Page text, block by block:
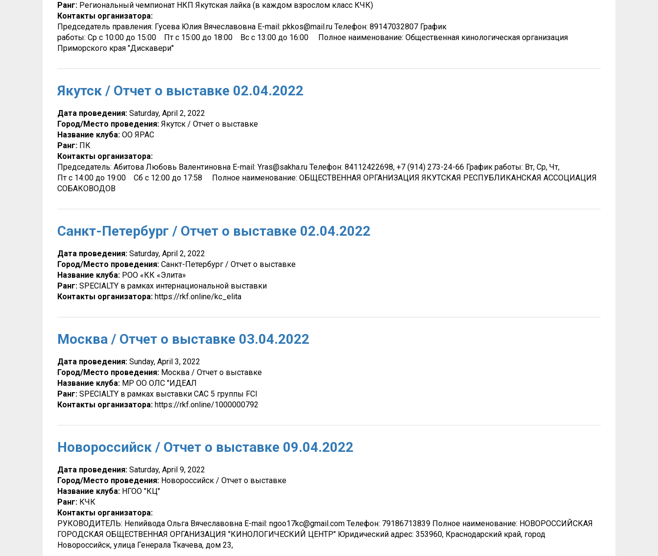
Ранг: Региональный чемпионат НКП Якутская лайка (в каждом взрослом класс КЧК)
Контакты организатора:
Председатель правления: Гусева Юлия Вячеславовна E-mail: pkkos@mail.ru Телефон: 89147032807 График
работы: Ср c 10:00 до 15:00 Пт c 15:00 до 18:00 Вс c 13:00 до 16:00 Полное наименование: Общественная кинологическая организация
Приморского края "Дискавери"
Якутск / Отчет о выставке 02.04.2022
Дата проведения: Saturday, April 2, 2022
Город/Место проведения: Якутск / Отчет о выставке
Название клуба: ОО ЯРАС
Ранг: ПК
Контакты организатора:
Председатель: Абитова Любовь Валентиновна E-mail: Yras@sakha.ru Телефон: 84112422698, +7 (914) 273-24-66 График работы: Вт, Ср, Чт,
Пт c 14:00 до 19:00 Сб c 12:00 до 17:58 Полное наименование: ОБЩЕСТВЕННАЯ ОРГАНИЗАЦИЯ ЯКУТСКАЯ РЕСПУБЛИКАНСКАЯ АССОЦИАЦИЯ
СОБАКОВОДОВ
Санкт-Петербург / Отчет о выставке 02.04.2022
Дата проведения: Saturday, April 2, 2022
Город/Место проведения: Санкт-Петербург / Отчет о выставке
Название клуба: РОО «КК «Элита»
Ранг: SPECIALTY в рамках интернациональной выставки
Контакты организатора: https://rkf.online/kc_elita
Москва / Отчет о выставке 03.04.2022
Дата проведения: Sunday, April 3, 2022
Город/Место проведения: Москва / Отчет о выставке
Название клуба: МР ОО ОЛС "ИДЕАЛ
Ранг: SPECIALTY в рамках выставки САС 5 группы FCI
Контакты организатора: https://rkf.online/1000000792
Новороссийск / Отчет о выставке 09.04.2022
Дата проведения: Saturday, April 9, 2022
Город/Место проведения: Новороссийск / Отчет о выставке
Название клуба: НГОО "КЦ"
Ранг: КЧК
Контакты организатора:
РУКОВОДИТЕЛЬ: Непийвода Ольга Вячеславовна E-mail: ngoo17kc@gmail.com Телефон: 79186713839 Полное наименование: НОВОРОССИЙСКАЯ
ГОРОДСКАЯ ОБЩЕСТВЕННАЯ ОРГАНИЗАЦИЯ "КИНОЛОГИЧЕСКИЙ ЦЕНТР" Юридический адрес: 353960, Краснодарский край, город
Новороссийск, улица Генерала Ткачева, дом 23,